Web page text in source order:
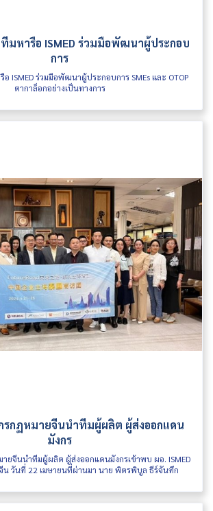
มหารือ ISMED ร่วมมือพัฒนาผู้ประกอบ
การ
ISMED ร่วมมือพัฒนาผู้ประกอบการ SMEs และ OTOP
ตากาล็อกอย่างเป็นทางการ
กรกฏหมายจีนนำทีมผู้ผลิต ผู้ส่งออกแดน
มังกร
ายจีนนำทีมผู้ผลิต ผู้ส่งออกแดนมังกรเข้าพบ ผอ. ISMED
น วันที่ 22 เมษายนที่ผ่านมา นาย พิตรพิบูล ธีร์จันทึก